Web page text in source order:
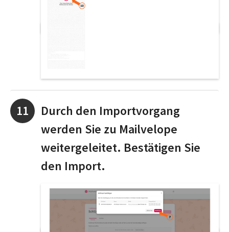
Durch den Importvorgang
werden Sie zu Mailvelope
weitergeleitet. Bestätigen Sie
den Import.